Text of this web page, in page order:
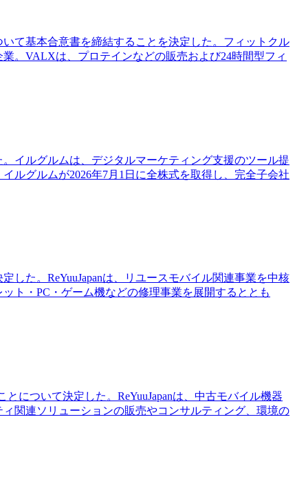
て基本合意書を締結することを決定した。フィットクル
。VALXは、プロテインなどの販売および24時間型フィ
イルグルムは、デジタルマーケティング支援のツール提
ルグルムが2026年7月1日に全株式を取得し、完全子会社
した。ReYuuJapanは、リユースモバイル関連事業を中核
ト・PC・ゲーム機などの修理事業を展開するととも
について決定した。ReYuuJapanは、中古モバイル機器
関連ソリューションの販売やコンサルティング、環境の